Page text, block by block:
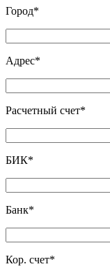
Город*
Адрес*
Расчетный счет*
БИК*
Банк*
Кор. счет*